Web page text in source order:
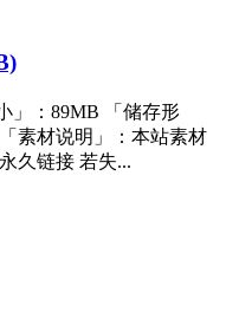
」：89MB 「储存形
素材说明」：本站素材
久链接 若失...